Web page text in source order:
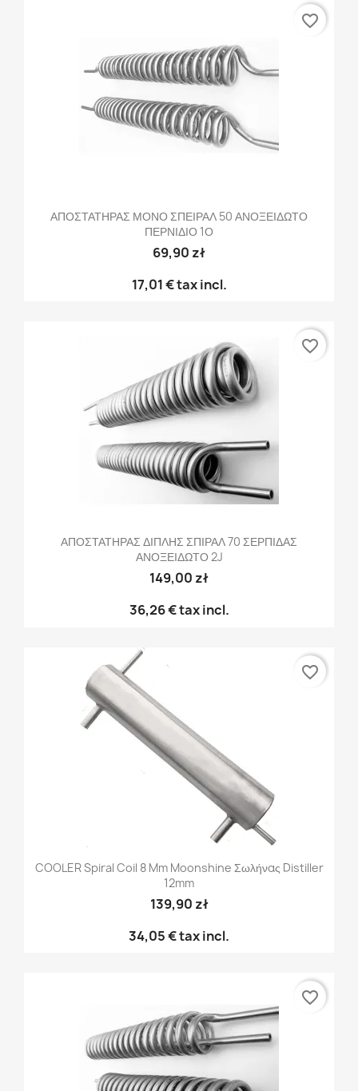
ΑΠΟΣΤΑΤΗΡΑΣ ΜΟΝΟ ΣΠΕΙΡΑΛ 50 ΑΝΟΞΕΙΔΩΤΟ
ΠΕΡΝΙΔΙΟ 1Ο
69,90 zł
17,01 €tax incl.
favorite_border
ΑΠΟΣΤΑΤΗΡΑΣ ΔΙΠΛΗΣ ΣΠΙΡΑΛ 70 ΣΕΡΠΙΔΑΣ
ΑΝΟΞΕΙΔΩΤΟ 2J
149,00 zł
36,26 €tax incl.
favorite_border
COOLER Spiral Coil 8 Mm Moonshine Σωλήνας Distiller
12mm
139,90 zł
34,05 €tax incl.
favorite_border
favorite_border